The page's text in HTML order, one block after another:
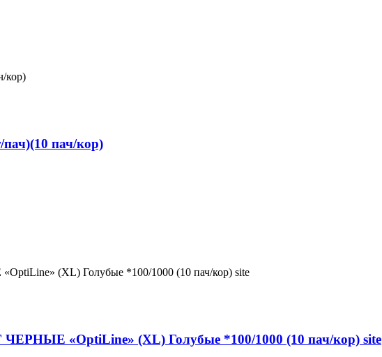
пач/кор)
«OptiLine» (XL) Голубые *100/1000 (10 пач/кор) site